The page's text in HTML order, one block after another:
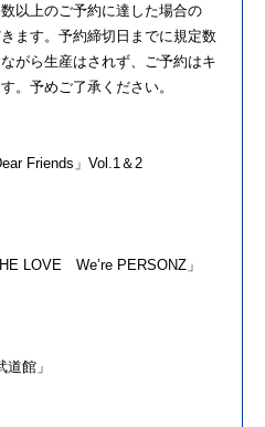
以上のご予約に達した場合の
ます。予約締切日までに規定数
がら生産はされず、ご予約はキ
。予めご了承ください。
Friends」Vol.1＆2
LOVE We’re PERSONZ」
館」